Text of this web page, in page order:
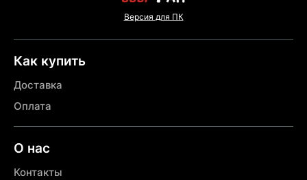
Версия для ПК
Как купить
Доставка
Оплата
О нас
Контакты